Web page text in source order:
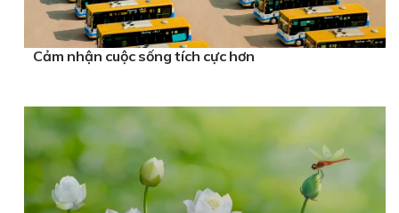
Cảm nhận cuộc sống tích cực hơn